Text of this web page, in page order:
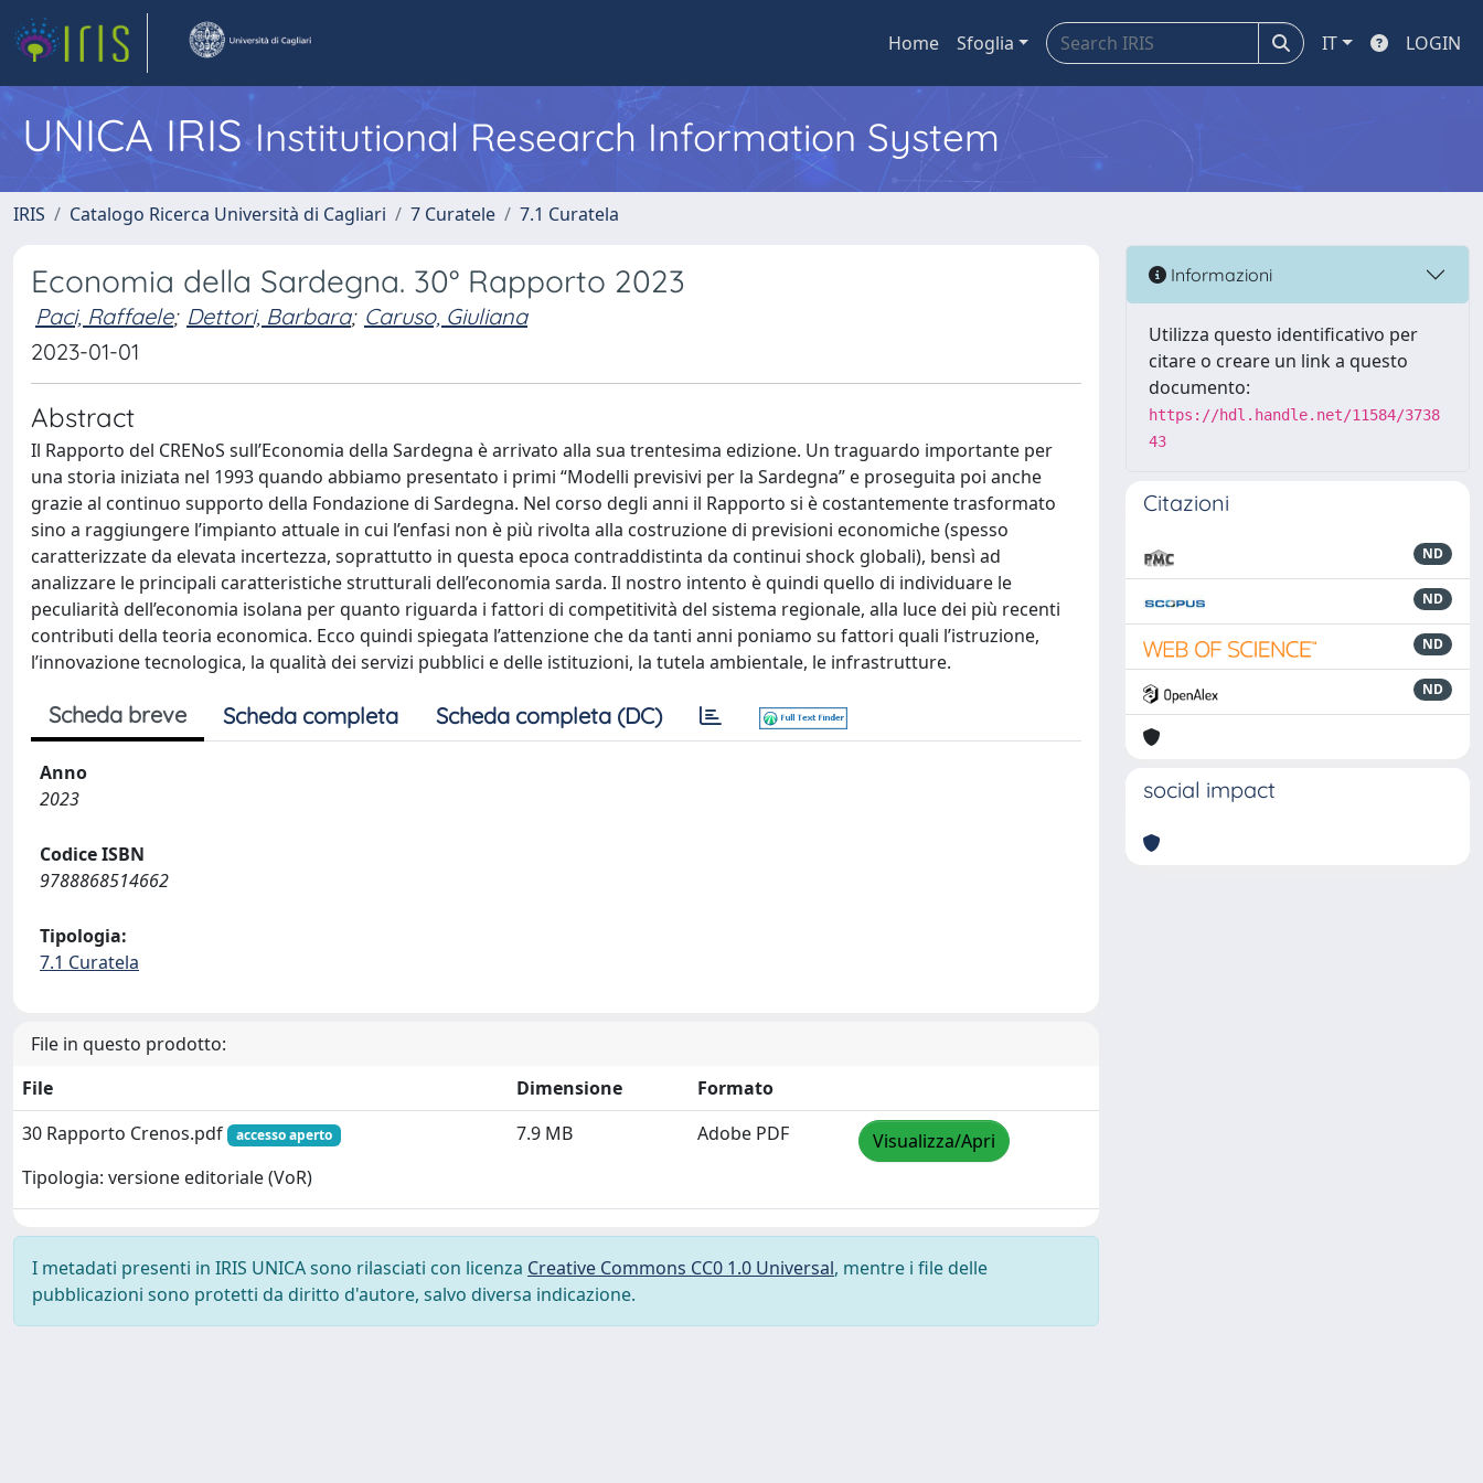
Home Sfoglia IT LOGIN
UNICA IRISInstitutional Research Information System
IRIS Catalogo Ricerca Università di Cagliari 7 Curatele 7.1 Curatela
Economia della Sardegna. 30° Rapporto 2023
Paci, Raffaele; Dettori, Barbara; Caruso, Giuliana
2023-01-01
Abstract
Il Rapporto del CRENoS sull’Economia della Sardegna è arrivato alla sua trentesima edizione. Un traguardo importante per
una storia iniziata nel 1993 quando abbiamo presentato i primi “Modelli previsivi per la Sardegna” e proseguita poi anche
grazie al continuo supporto della Fondazione di Sardegna. Nel corso degli anni il Rapporto si è costantemente trasformato
sino a raggiungere l’impianto attuale in cui l’enfasi non è più rivolta alla costruzione di previsioni economiche (spesso
caratterizzate da elevata incertezza, soprattutto in questa epoca contraddistinta da continui shock globali), bensì ad
analizzare le principali caratteristiche strutturali dell’economia sarda. Il nostro intento è quindi quello di individuare le
peculiarità dell’economia isolana per quanto riguarda i fattori di competitività del sistema regionale, alla luce dei più recenti
contributi della teoria economica. Ecco quindi spiegata l’attenzione che da tanti anni poniamo su fattori quali l’istruzione,
l’innovazione tecnologica, la qualità dei servizi pubblici e delle istituzioni, la tutela ambientale, le infrastrutture.
Scheda breve Scheda completa Scheda completa (DC)
Anno
2023
Codice ISBN
9788868514662
Tipologia:
7.1 Curatela
File in questo prodotto:
File
Dimensione
Formato
30 Rapporto Crenos.pdf
accesso aperto
Tipologia: versione editoriale (VoR)
7.9 MB Adobe PDF Visualizza/Apri
I metadati presenti in IRIS UNICA sono rilasciati con licenza Creative Commons CC0 1.0 Universal, mentre i file delle
pubblicazioni sono protetti da diritto d'autore, salvo diversa indicazione.
Informazioni
Utilizza questo identificativo per
citare o creare un link a questo
documento:
https://hdl.handle.net/11584/3738
43
Citazioni
ND
ND
ND
ND
social impact